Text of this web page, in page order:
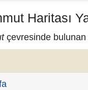
Haritası
çevresinde bulunan